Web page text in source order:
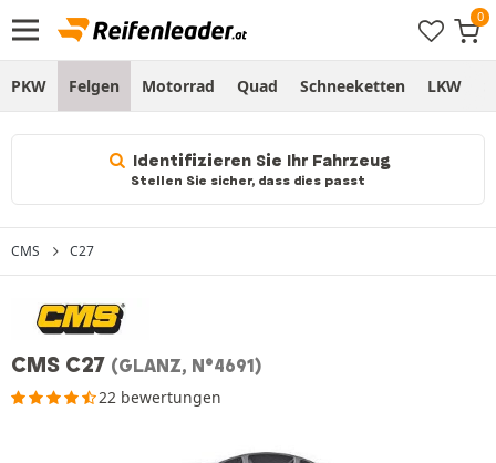
PKW Felgen Motorrad Quad Schneeketten LKW
Identifizieren Sie Ihr Fahrzeug
Stellen Sie sicher, dass dies passt
CMS C27
CMS C27 (GLANZ, N°4691)
22 bewertungen